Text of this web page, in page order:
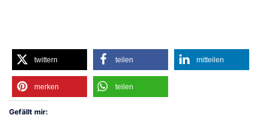
twittern teilen mitteilen
merken teilen
Gefällt mir: